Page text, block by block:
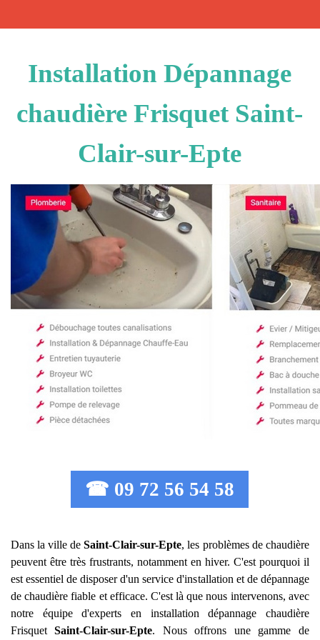
Installation Dépannage
chaudière Frisquet Saint-
Clair-sur-Epte
☎ 09 72 56 54 58
Dans la ville deSaint-Clair-sur-Epte, les problèmes de chaudière
peuvent être très frustrants, notamment en hiver. C'est pourquoi il
est essentiel de disposer d'un service d'installation et de dépannage
de chaudière fiable et efficace. C'est là que nous intervenons, avec
notre équipe d'experts en installation dépannage chaudière
FrisquetSaint-Clair-sur-Epte. Nous offrons une gamme de